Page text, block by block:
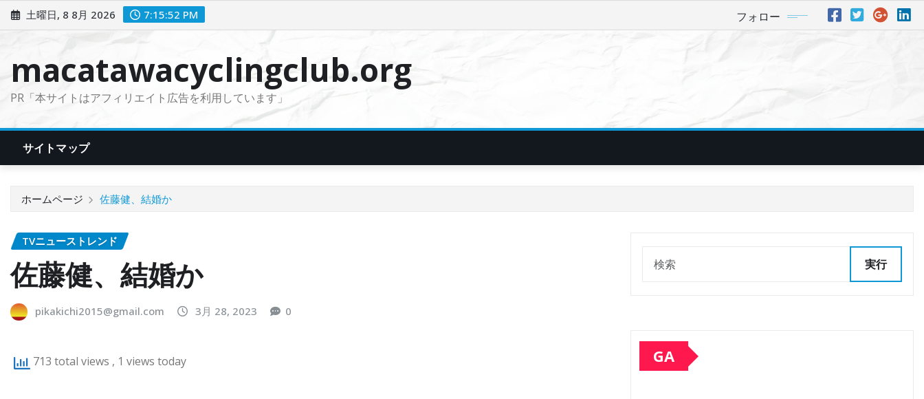
ン
土曜日, 8 8月 2026 7:15:53 PM フォロー
macatawacyclingclub.org
PR「本サイトはアフィリエイト広告を利用しています」
サイトマップ
ホームページ 佐藤健、結婚か
TVニューストレンド
佐藤健、結婚か
pikakichi2015@gmail.com 3月 28, 2023 0
713 total views , 1 views today
実行
GA